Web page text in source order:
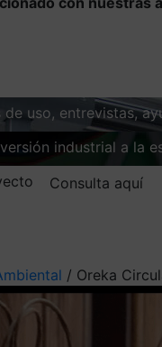
uso, entrevistas,
industrial a la
Consulta aquí
/ Oreka